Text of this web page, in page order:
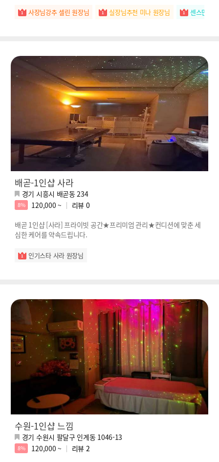
사장님강추 셀린 원장님 실장님추천 미나 원장님 센스만점
배곧-1인샵 사라
경기 시흥시 배곧동 234
8% 120,000 ~ 리뷰 0
배곧 1인샵 [사라] 프라이빗 공간★프리미엄 관리★컨디션에 맞춘 세
심한 케어를 약속드립니다.
인기스타 사라 원장님
수원-1인샵 느낌
경기 수원시 팔달구 인계동 1046-13
8% 120,000 ~ 리뷰 2